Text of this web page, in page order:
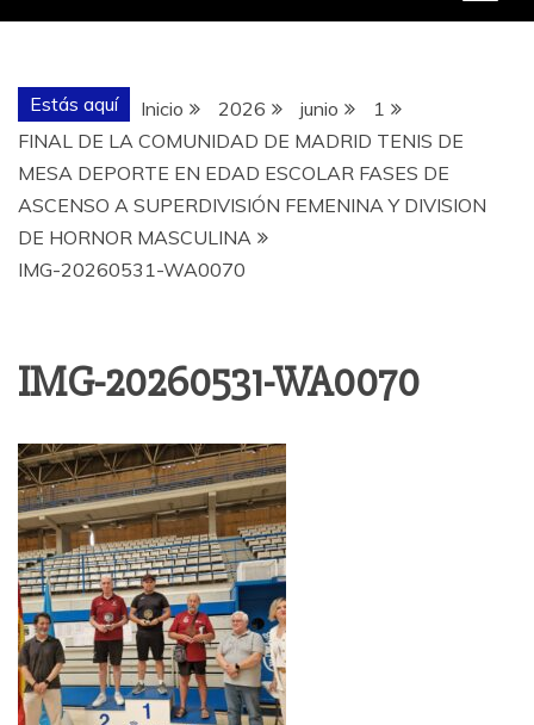
Estás aquí Inicio 2026 junio
1
FINAL DE LA COMUNIDAD DE MADRID TENIS DE
MESA DEPORTE EN EDAD ESCOLAR FASES DE
ASCENSO A SUPERDIVISIÓN FEMENINA Y DIVISION
DE HORNOR MASCULINA
IMG-20260531-WA0070
IMG-20260531-WA0070